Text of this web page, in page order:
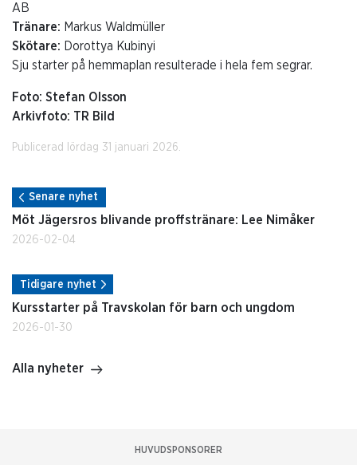
AB
Tränare: Markus Waldmüller
Skötare:
Dorottya Kubinyi
Sju starter på hemmaplan resulterade i hela fem segrar.
Foto: Stefan Olsson
Arkivfoto: TR Bild
Publicerad lördag 31 januari 2026.
Senare nyhet
Möt Jägersros blivande proffstränare: Lee Nimåker
2026-02-04
Tidigare nyhet
Kursstarter på Travskolan för barn och ungdom
2026-01-30
Alla nyheter
HUVUDSPONSORER